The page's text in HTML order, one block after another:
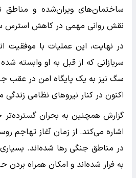
ساختمان‌های ویران‌شده و
نقش روانی مهمی در کاهش استرس
در نهایت، این عملیات با موفقیت
سربازانی که از قبل به او وابسته
سگ نیز به یک پایگاه امن در عقب
اکنون در کنار نیروهای نظامی زندگی
گزارش همچنین به بحران گسترده‌تر
اشاره می‌کند. از زمان آغاز تهاجم
در مناطق جنگی رها شده‌اند.
به فرار شده‌اند و امکان همراه بردن